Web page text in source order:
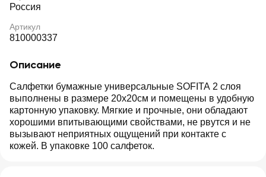
Россия
Артикул
810000337
Описание
Салфетки бумажные универсальные SOFITA 2 слоя
выполнены в размере 20х20см и помещены в удобную
картонную упаковку. Мягкие и прочные, они обладают
хорошими впитывающими свойствами, не рвутся и не
вызывают неприятных ощущений при контакте с
кожей. В упаковке 100 салфеток.